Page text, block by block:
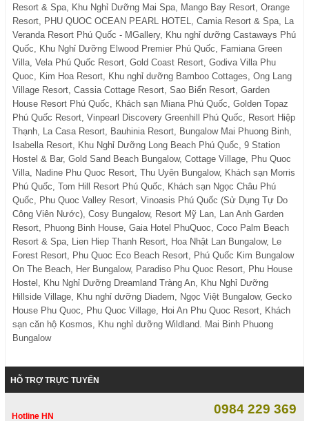
Resort & Spa, Khu Nghỉ Dưỡng Mai Spa, Mango Bay Resort, Orange
Resort, PHU QUOC OCEAN PEARL HOTEL, Camia Resort & Spa, La
Veranda Resort Phú Quốc - MGallery, Khu nghỉ dưỡng Castaways Phú
Quốc, Khu Nghỉ Dưỡng Elwood Premier Phú Quốc, Famiana Green
Villa, Vela Phú Quốc Resort, Gold Coast Resort, Godiva Villa Phu
Quoc, Kim Hoa Resort, Khu nghỉ dưỡng Bamboo Cottages, Ong Lang
Village Resort, Cassia Cottage Resort, Sao Biển Resort, Garden
House Resort Phú Quốc, Khách sạn Miana Phú Quốc, Golden Topaz
Phú Quốc Resort, Vinpearl Discovery Greenhill Phú Quốc, Resort Hiệp
Thạnh, La Casa Resort, Bauhinia Resort, Bungalow Mai Phuong Binh,
Isabella Resort, Khu Nghỉ Dưỡng Long Beach Phú Quốc, 9 Station
Hostel & Bar, Gold Sand Beach Bungalow, Cottage Village, Phu Quoc
Villa, Nadine Phu Quoc Resort, Thu Uyên Bungalow, Khách sạn Morris
Phú Quốc, Tom Hill Resort Phú Quốc, Khách sạn Ngọc Châu Phú
Quốc, Phu Quoc Valley Resort, Vinoasis Phú Quốc (Sử Dụng Tự Do
Công Viên Nước), Cosy Bungalow, Resort Mỹ Lan, Lan Anh Garden
Resort, Phuong Binh House, Gaia Hotel PhuQuoc, Coco Palm Beach
Resort & Spa, Lien Hiep Thanh Resort, Hoa Nhật Lan Bungalow, Le
Forest Resort, Phu Quoc Eco Beach Resort, Phú Quốc Kim Bungalow
On The Beach, Her Bungalow, Paradiso Phu Quoc Resort, Phu House
Hostel, Khu Nghỉ Dưỡng Dreamland Tràng An, Khu Nghỉ Dưỡng
Hillside Village, Khu nghỉ dưỡng Diadem, Ngọc Việt Bungalow, Gecko
House Phu Quoc, Phu Quoc Village, Hoi An Phu Quoc Resort, Khách
sạn căn hộ Kosmos, Khu nghỉ dưỡng Wildland. Mai Binh Phuong
Bungalow
HỖ TRỢ TRỰC TUYẾN
Hotline HN 0984 229 369